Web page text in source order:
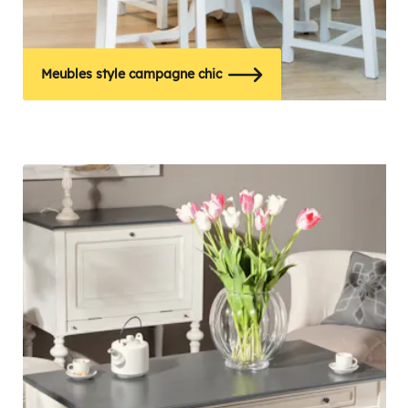
Meubles style campagne chic